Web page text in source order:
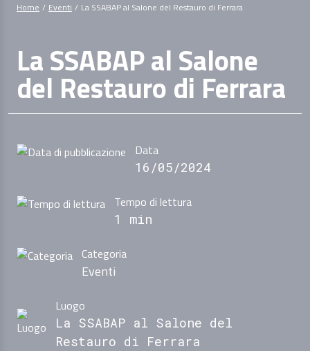
Home / Eventi / La SSABAP al Salone del Restauro di Ferrara
La SSABAP al Salone
del Restauro di Ferrara
Data
16/05/2024
Tempo di lettura
1 min
Categoria
Eventi
Luogo
La SSABAP al Salone del
Restauro di Ferrara